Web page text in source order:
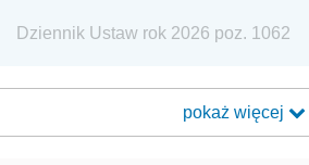
Dziennik Ustaw rok 2026 poz. 1062
pokaż więcej